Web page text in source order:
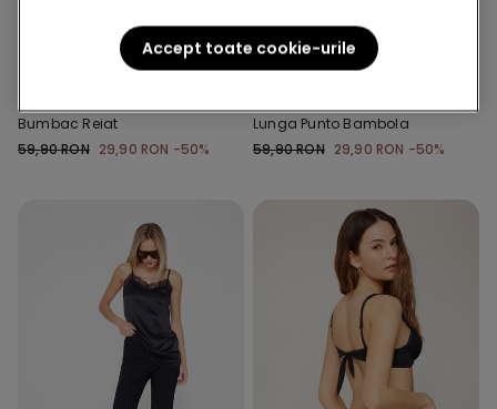
Bumbac Reiat
59,90 RON 29,90 RON -50%
1 Culoare
Lunga Punto Bambola
59,90 RON 29,90 RON -50%
Accept toate cookie-urile